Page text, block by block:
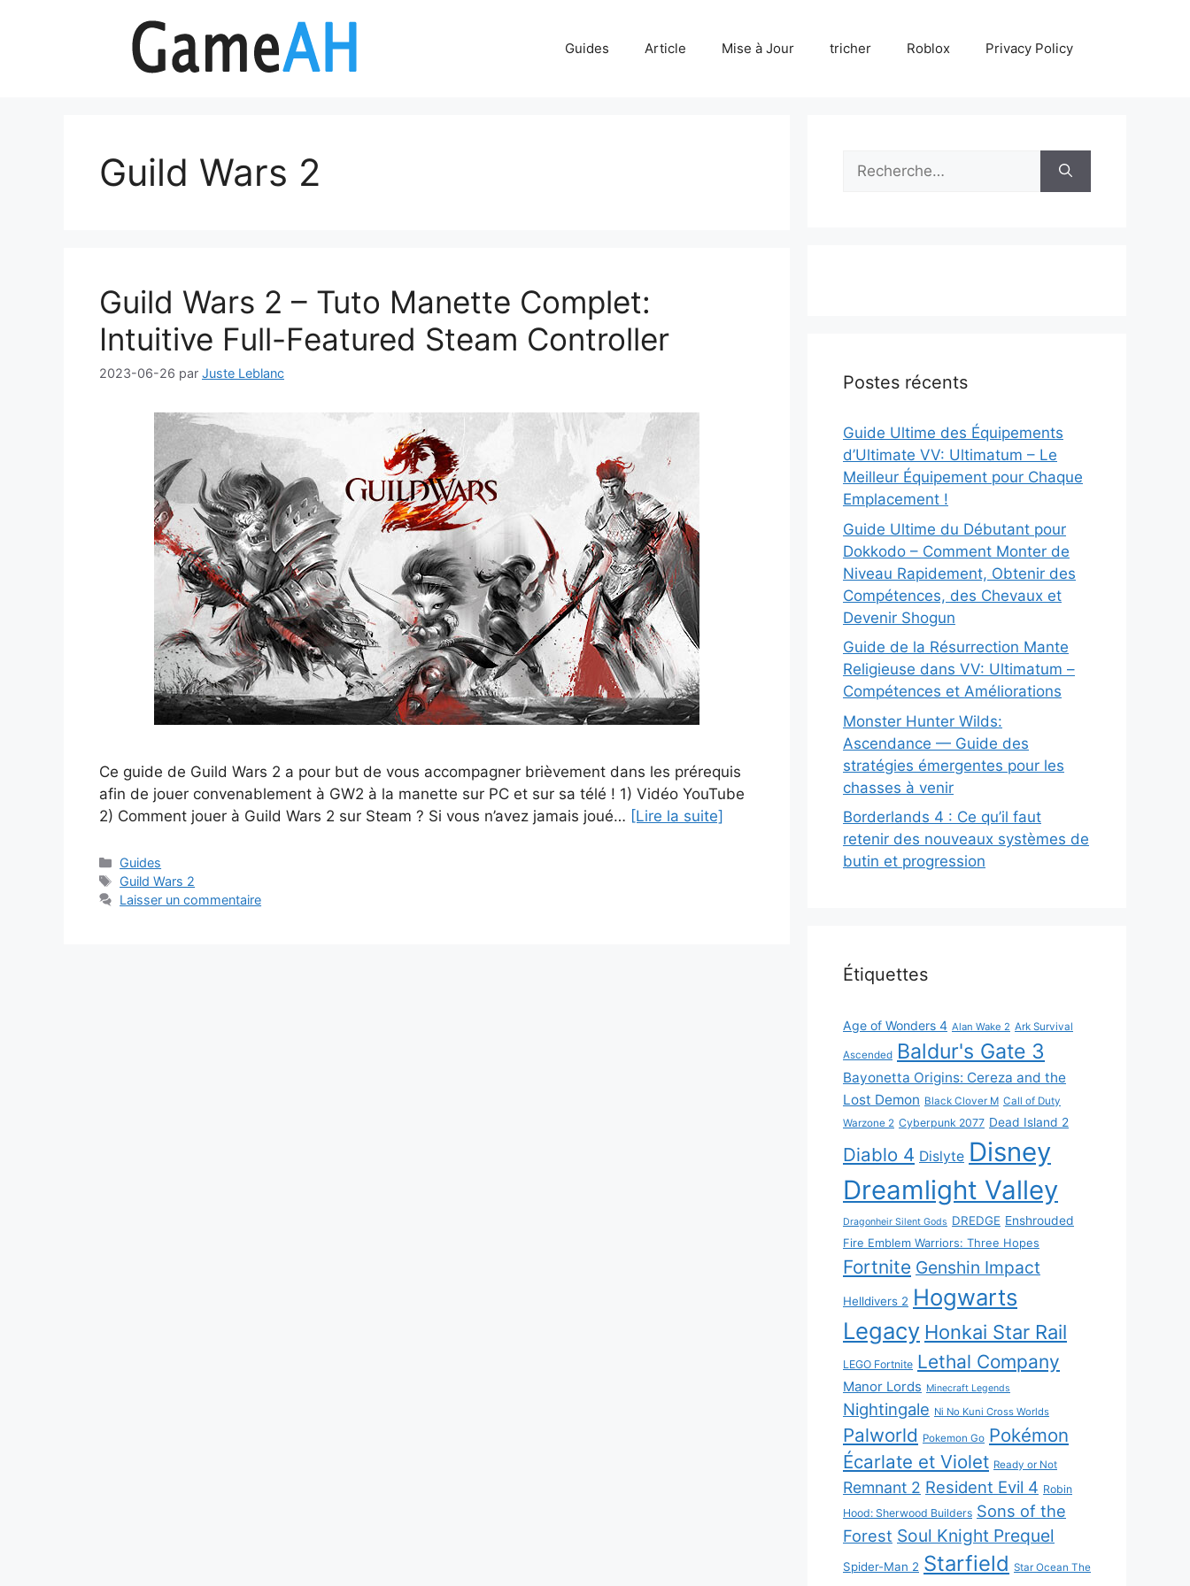
Guides Article Mise à Jour tricher Roblox Privacy Policy
Guild Wars 2
Guild Wars 2 – Tuto Manette Complet:
Intuitive Full-Featured Steam Controller
2023-06-26 par Juste Leblanc
Ce guide de Guild Wars 2 a pour but de vous accompagner brièvement dans les prérequis
afin de jouer convenablement à GW2 à la manette sur PC et sur sa télé ! 1) Vidéo YouTube
2) Comment jouer à Guild Wars 2 sur Steam ? Si vous n’avez jamais joué… [Lire la suite]
Catégories
Guides
Étiquettes
Guild Wars 2
Laisser un commentaire
Rechercher :
Postes récents
Guide Ultime des Équipements
d’Ultimate VV: Ultimatum – Le
Meilleur Équipement pour Chaque
Emplacement !
Guide Ultime du Débutant pour
Dokkodo – Comment Monter de
Niveau Rapidement, Obtenir des
Compétences, des Chevaux et
Devenir Shogun
Guide de la Résurrection Mante
Religieuse dans VV: Ultimatum –
Compétences et Améliorations
Monster Hunter Wilds:
Ascendance — Guide des
stratégies émergentes pour les
chasses à venir
Borderlands 4 : Ce qu’il faut
retenir des nouveaux systèmes de
butin et progression
Étiquettes
Age of Wonders 4 Alan Wake 2 Ark Survival
Ascended Baldur's Gate 3
Bayonetta Origins: Cereza and the
Lost Demon Black Clover M Call of Duty
Warzone 2 Cyberpunk 2077 Dead Island 2
Diablo 4 Dislyte Disney
Dreamlight Valley
Dragonheir Silent Gods DREDGE Enshrouded
Fire Emblem Warriors: Three Hopes
Fortnite Genshin Impact
Helldivers 2 Hogwarts
Legacy Honkai Star Rail
LEGO Fortnite Lethal Company
Manor Lords Minecraft Legends
Nightingale Ni No Kuni Cross Worlds
Palworld Pokemon Go Pokémon
Écarlate et Violet Ready or Not
Remnant 2 Resident Evil 4 Robin
Hood: Sherwood Builders Sons of the
Forest Soul Knight Prequel
Spider-Man 2 Starfield Star Ocean The